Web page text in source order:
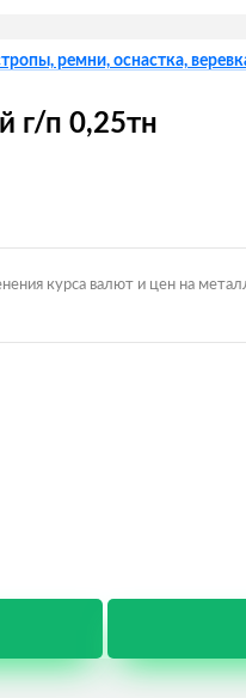
ремни, оснастка,
г/п 0,25тн
курса валют и цен на